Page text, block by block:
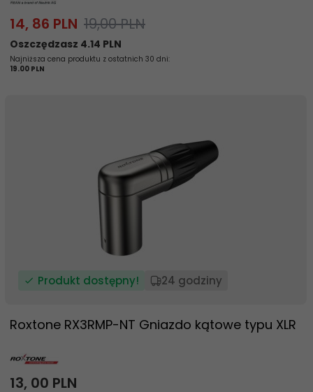
14, 86 PLN 19,00 PLN
Oszczędzasz 4.14 PLN
Najniższa cena produktu z ostatnich 30 dni:
19.00 PLN
Produkt dostępny! 24 godziny
Roxtone RX3RMP-NT Gniazdo kątowe typu XLR
13, 00 PLN